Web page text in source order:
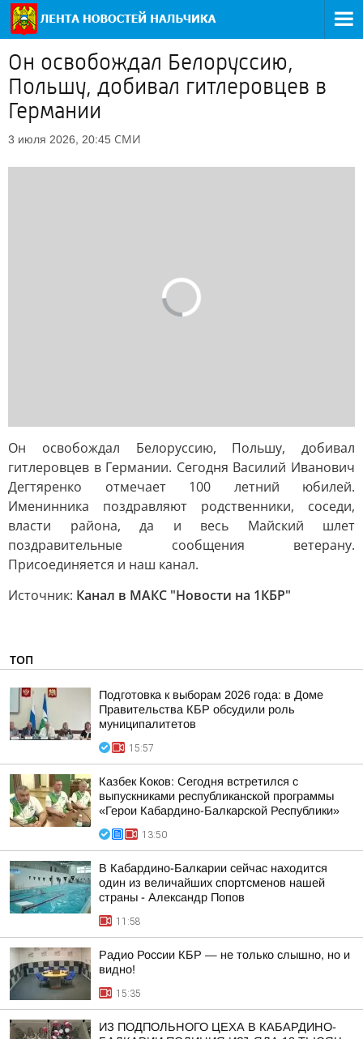
Он освобождал Белоруссию,
Польшу, добивал гитлеровцев в
Германии
3 июля 2026, 20:45 СМИ
Он освобождал Белоруссию, Польшу, добивал
гитлеровцев в Германии. Сегодня Василий Иванович
Дегтяренко отмечает 100 летний юбилей.
Именинника поздравляют родственники, соседи,
власти района, да и весь Майский шлет
поздравительные сообщения ветерану.
Присоединяется и наш канал.
Источник: Канал в МАКС "Новости на 1КБР"
ТОП
Подготовка к выборам 2026 года: в Доме
Правительства КБР обсудили роль
муниципалитетов
15:57
Казбек Коков: Сегодня встретился с
выпускниками республиканской программы
«Герои Кабардино-Балкарской Республики»
13:50
В Кабардино-Балкарии сейчас находится
один из величайших спортсменов нашей
страны - Александр Попов
11:58
Радио России КБР — не только слышно, но и
видно!
15:35
ИЗ ПОДПОЛЬНОГО ЦЕХА В КАБАРДИНО-